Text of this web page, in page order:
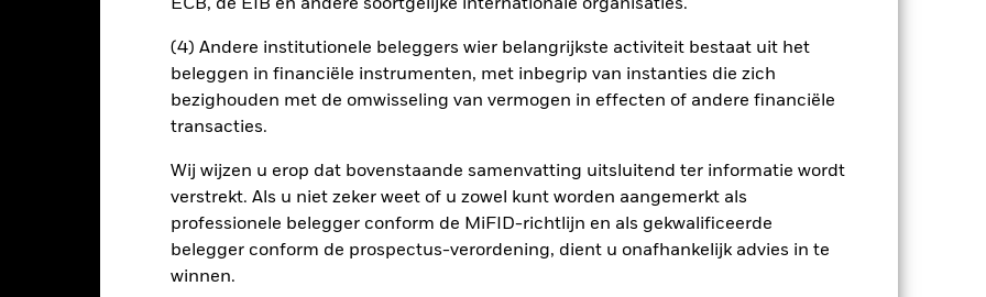
ECB, de EIB en andere soortgelijke internationale organisaties.
(4) Andere institutionele beleggers wier belangrijkste activiteit bestaat uit het
beleggen in financiële instrumenten, met inbegrip van instanties die zich
bezighouden met de omwisseling van vermogen in effecten of andere financiële
transacties.
Wij wijzen u erop dat bovenstaande samenvatting uitsluitend ter informatie wordt
verstrekt. Als u niet zeker weet of u zowel kunt worden aangemerkt als
professionele belegger conform de MiFID-richtlijn en als gekwalificeerde
belegger conform de prospectus-verordening, dient u onafhankelijk advies in te
winnen.
PRIIP KID Factsheet Prospectus Download
Kerngegevens Managers Posities Documenten
Risicometer